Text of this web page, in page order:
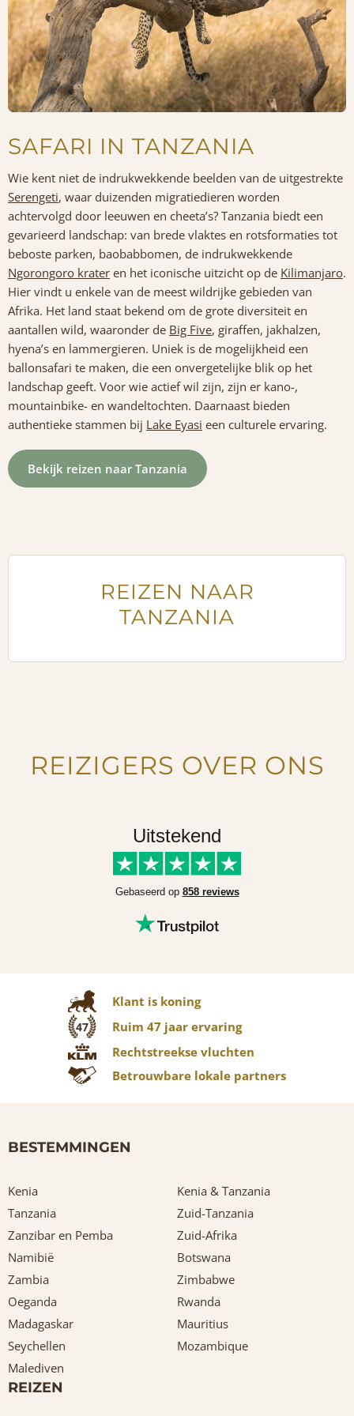
SAFARI IN TANZANIA
Wie kent niet de indrukwekkende beelden van de uitgestrekte
Serengeti, waar duizenden migratiedieren worden
achtervolgd door leeuwen en cheeta’s? Tanzania biedt een
gevarieerd landschap: van brede vlaktes en rotsformaties tot
beboste parken, baobabbomen, de indrukwekkende
Ngorongoro krater en het iconische uitzicht op de Kilimanjaro.
Hier vindt u enkele van de meest wildrijke gebieden van
Afrika. Het land staat bekend om de grote diversiteit en
aantallen wild, waaronder de Big Five, giraffen, jakhalzen,
hyena’s en lammergieren. Uniek is de mogelijkheid een
ballonsafari te maken, die een onvergetelijke blik op het
landschap geeft. Voor wie actief wil zijn, zijn er kano-,
mountainbike- en wandeltochten. Daarnaast bieden
authentieke stammen bij Lake Eyasi een culturele ervaring.
Bekijk reizen naar Tanzania
REIZEN NAAR
TANZANIA
REIZIGERS OVER ONS
Uitstekend
Gebaseerd op 858 reviews
Klant is koning
47
Ruim 47 jaar ervaring
Rechtstreekse vluchten
Betrouwbare lokale partners
BESTEMMINGEN
Kenia
Kenia & Tanzania
Tanzania
Zuid-Tanzania
Zanzibar en Pemba
Zuid-Afrika
Namibië
Botswana
Zambia
Zimbabwe
Oeganda
Rwanda
Madagaskar
Mauritius
Seychellen
Mozambique
Malediven
REIZEN